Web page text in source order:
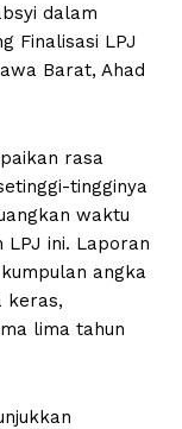
dalam
Finalisasi LPJ
Barat, Ahad
rasa
tingginya
waktu
LPJ ini. Laporan
angka
keras,
lima tahun